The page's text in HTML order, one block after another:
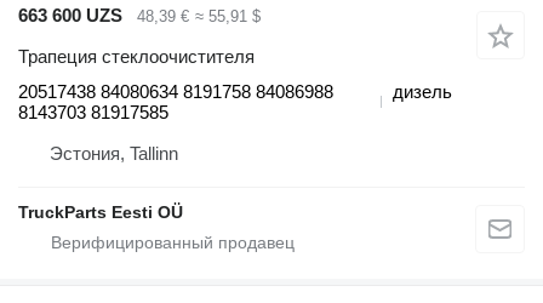
663 600 UZS 48,39 € ≈ 55,91 $
Трапеция стеклоочистителя
20517438 84080634 8191758 84086988
8143703 81917585
дизель
Эстония, Tallinn
TruckParts Eesti OÜ